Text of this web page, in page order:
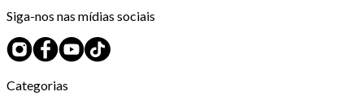
Siga-nos nas mídias sociais
Categorias